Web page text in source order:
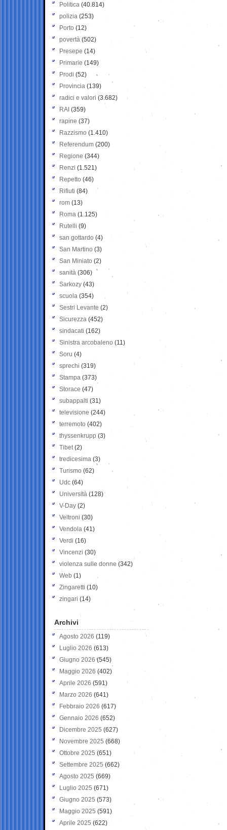
Politica (40.814)
polizia (253)
Porto (12)
povertà (502)
Presepe (14)
Primarie (149)
Prodi (52)
Provincia (139)
radici e valori (3.682)
RAI (359)
rapine (37)
Razzismo (1.410)
Referendum (200)
Regione (344)
Renzi (1.521)
Repetto (46)
Rifiuti (84)
rom (13)
Roma (1.125)
Rutelli (9)
san gottardo (4)
San Martino (3)
San Miniato (2)
sanità (306)
Sarkozy (43)
scuola (354)
Sestri Levante (2)
Sicurezza (452)
sindacati (162)
Sinistra arcobaleno (11)
Soru (4)
sprechi (319)
Stampa (373)
Storace (47)
subappalti (31)
televisione(244)
terremoto (402)
thyssenkrupp (3)
Tibet(2)
tredicesima (3)
Turismo (62)
Udc (64)
Università (128)
V-Day (2)
Veltroni (30)
Vendola (41)
Verdi (16)
Vincenzi (30)
violenza sulle donne (342)
Web (1)
Zingaretti (10)
zingari (14)
Archivi
Agosto 2026 (119)
Luglio 2026 (613)
Giugno 2026 (545)
Maggio 2026 (402)
Aprile 2026 (591)
Marzo 2026 (641)
Febbraio 2026 (617)
Gennaio 2026 (652)
Dicembre 2025 (627)
Novembre 2025 (668)
Ottobre 2025 (651)
Settembre 2025 (662)
Agosto 2025 (669)
Luglio 2025 (671)
Giugno 2025 (573)
Maggio 2025 (591)
Aprile 2025 (622)